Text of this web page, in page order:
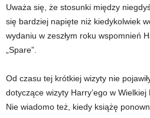
Uważa się, że stosunki między
się bardziej napięte niż kiedykolwiek
wydaniu w zeszłym roku wspomnień
„Spare”.
Od czasu tej krótkiej wizyty nie
dotyczące wizyty Harry’ego w
Nie wiadomo też, kiedy książę